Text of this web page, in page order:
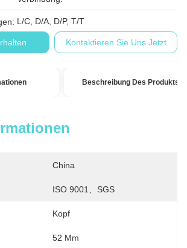
L/C, D/A, D/P, T/T
Kontaktieren Sie Uns Jetzt
Beschreibung Des Produkts
China
ISO 9001、SGS
Kopf
52 Μm